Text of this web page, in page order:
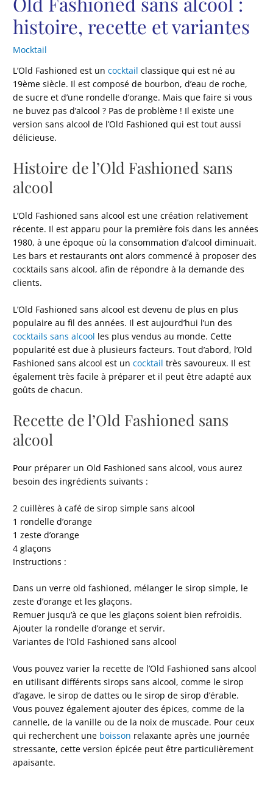
histoire, recette et variantes
Mocktail
L’Old Fashioned est uncocktail classique qui est né au
19ème siècle. Il est composé de bourbon, d’eau de roche,
de sucre et d’une rondelle d’orange. Mais que faire si vous
ne buvez pas d’alcool ? Pas de problème ! Il existe une
version sans alcool de l’Old Fashioned qui est tout aussi
délicieuse.
Histoire de l’Old Fashioned sans
alcool
L’Old Fashioned sans alcool est une création relativement
récente. Il est apparu pour la première fois dans les années
1980, à une époque où la consommation d’alcool diminuait.
Les bars et restaurants ont alors commencé à proposer des
cocktails sans alcool, afin de répondre à la demande des
clients.
L’Old Fashioned sans alcool est devenu de plus en plus
populaire au fil des années. Il est aujourd’hui l’un des
cocktails sans alcool les plus vendus au monde. Cette
popularité est due à plusieurs facteurs. Tout d’abord, l’Old
Fashioned sans alcool est uncocktail très savoureux. Il est
également très facile à préparer et il peut être adapté aux
goûts de chacun.
Recette de l’Old Fashioned sans
alcool
Pour préparer un Old Fashioned sans alcool, vous aurez
besoin des ingrédients suivants :
2 cuillères à café de sirop simple sans alcool
1 rondelle d’orange
1 zeste d’orange
4 glaçons
Instructions :
Dans un verre old fashioned, mélanger le sirop simple, le
zeste d’orange et les glaçons.
Remuer jusqu’à ce que les glaçons soient bien refroidis.
Ajouter la rondelle d’orange et servir.
Variantes de l’Old Fashioned sans alcool
Vous pouvez varier la recette de l’Old Fashioned sans alcool
en utilisant différents sirops sans alcool, comme le sirop
d’agave, le sirop de dattes ou le sirop de sirop d’érable.
Vous pouvez également ajouter des épices, comme de la
cannelle, de la vanille ou de la noix de muscade. Pour ceux
qui recherchent une boisson relaxante après une journée
stressante, cette version épicée peut être particulièrement
apaisante.